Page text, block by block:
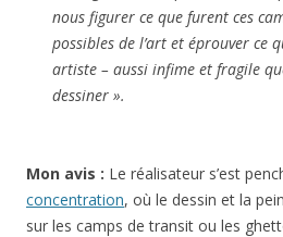
nous figurer ce que furent ces
possibles de l’art et éprouver ce
artiste – aussi infime et fragile
dessiner ».
Mon avis : Le réalisateur s’est
concentration, où le dessin et la
sur les camps de transit ou les